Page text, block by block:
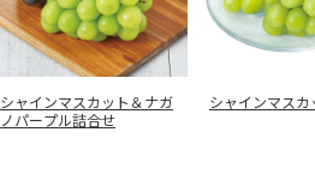
シャインマスカット＆ナガ
ノパープル詰合せ
シャインマスカ